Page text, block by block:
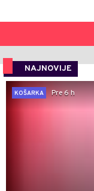
NAJNOVIJE
KOŠARKA
Pre 6 h